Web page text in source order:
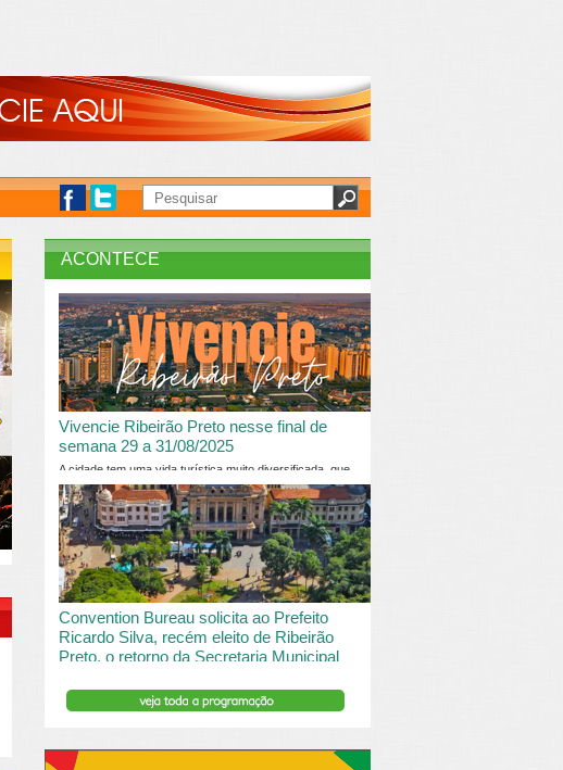
INSERIR DESCRIÇÃO DO POST/PAGINAS
ACONTECE
Vivencie Ribeirão Preto nesse final de
semana 29 a 31/08/2025
A cidade tem uma vida turística muito diversificada, que
vai desde o turismo de saude à contemplação de
passaros....
Convention Bureau solicita ao Prefeito
Ricardo Silva, recém eleito de Ribeirão
Preto, o retorno da Secretaria Municipal
O Ribeirão Preto e Região Convention & Visitors Bureau